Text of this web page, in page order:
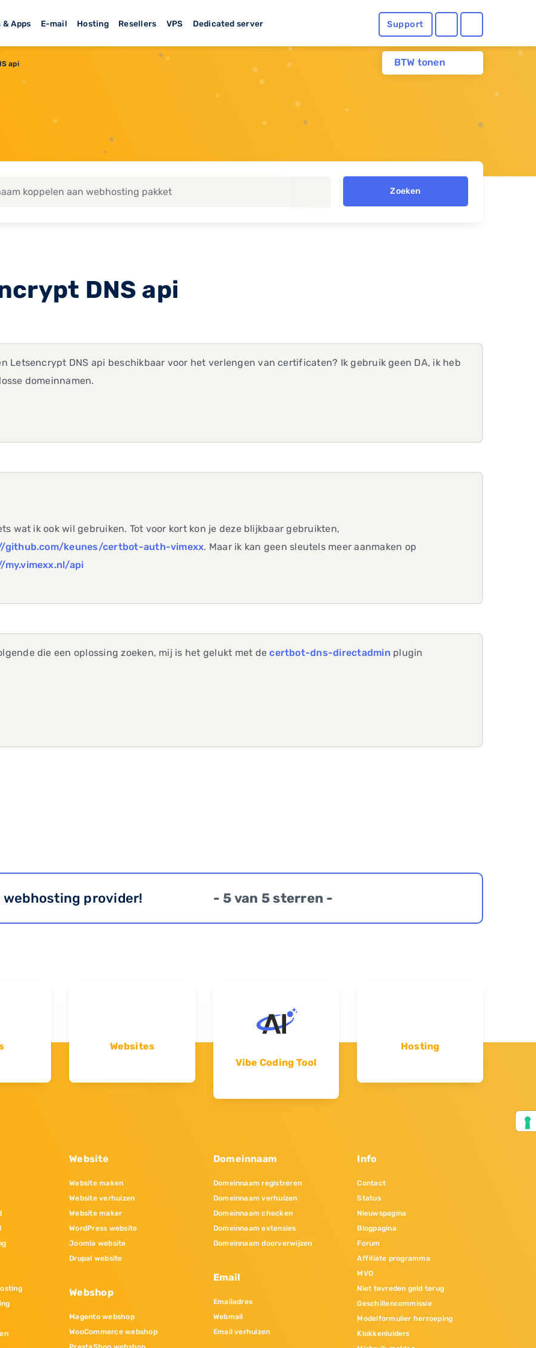
& Apps E-mail Hosting Resellers VPS Dedicated server Support
BTW tonen
api
Zoeken
DNS api
Letsencrypt DNS api beschikbaar voor het verlengen van certificaten? Ik gebruik geen DA, ik heb
domeinnamen.
wat ik ook wil gebruiken. Tot voor kort kon je deze blijkbaar gebruikten,
github.com/keunes/certbot-auth-vimexx. Maar ik kan geen sleutels meer aanmaken op
api
die een oplossing zoeken, mij is het gelukt met decertbot-dns-directadmin plugin
webhosting provider! - 5 van 5 sterren -
Websites
Vibe Coding Tool
Hosting
Website
Website maken
Website verhuizen
Website maker
WordPress website
Joomla website
Drupal website
Webshop
Magento webshop
WooCommerce webshop
Domeinnaam
Domeinnaam registreren
Domeinnaam verhuizen
Domeinnaam checken
Domeinnaam extensies
Domeinnaam doorverwijzen
Email
Emailadres
Webmail
Email verhuizen
Info
Contact
Status
Nieuwspagina
Blogpagina
Forum
Affiliate programma
MVO
Niet tevreden geld terug
Geschillencommissie
Modelformulier herroeping
Klokkenluiders